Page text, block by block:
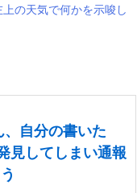
の天気で何かを示唆し
、自分の書いた
見してしまい通報